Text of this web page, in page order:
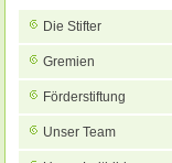
Die Stifter
Gremien
Förderstiftung
Unser Team